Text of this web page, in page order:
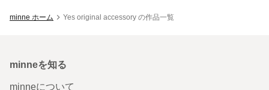
minne ホーム Yes original accessory の作品一覧
minneを知る
minneについて